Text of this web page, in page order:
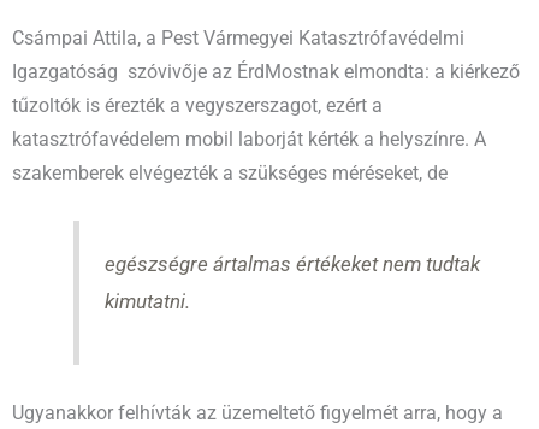
Csámpai Attila, a Pest Vármegyei Katasztrófavédelmi
Igazgatóság szóvivője az ÉrdMostnak elmondta: a kiérkező
tűzoltók is érezték a vegyszerszagot, ezért a
katasztrófavédelem mobil laborját kérték a helyszínre. A
szakemberek elvégezték a szükséges méréseket, de
egészségre ártalmas értékeket nem tudtak
kimutatni.
Ugyanakkor felhívták az üzemeltető figyelmét arra, hogy a